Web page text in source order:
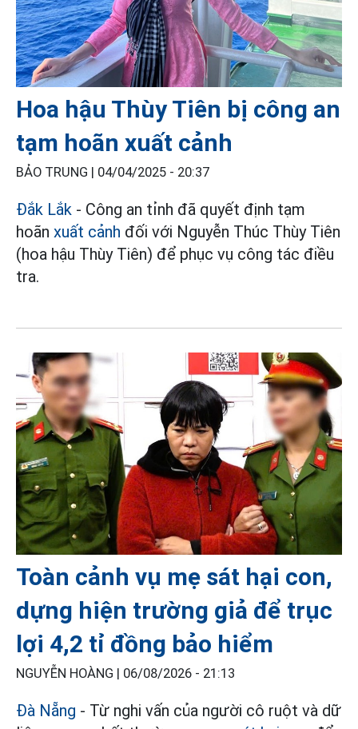
Hoa hậu Thùy Tiên bị công an
tạm hoãn xuất cảnh
BẢO TRUNG | 04/04/2025 - 20:37
Đắk Lắk - Công an tỉnh đã quyết định tạm
hoãn xuất cảnh đối với Nguyễn Thúc Thùy Tiên
(hoa hậu Thùy Tiên) để phục vụ công tác điều
tra.
Toàn cảnh vụ mẹ sát hại con,
dựng hiện trường giả để trục
lợi 4,2 tỉ đồng bảo hiểm
NGUYỄN HOÀNG | 06/08/2026 - 21:13
Đà Nẵng - Từ nghi vấn của người cô ruột và dữ